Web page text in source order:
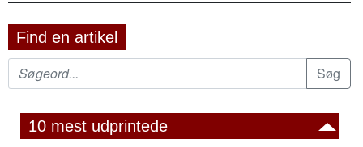
Find en artikel
10 mest udprintede